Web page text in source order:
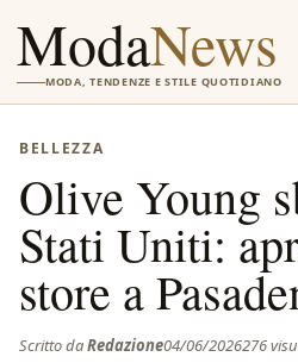
ModaNews
MODA, TENDENZE E STILE QUOTIDIANO
BELLEZZA
Olive Young
Stati Uniti:
store a
Scritto daRedazione04/06/2026276